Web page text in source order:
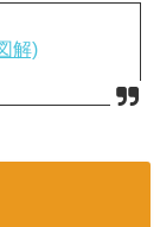
解)